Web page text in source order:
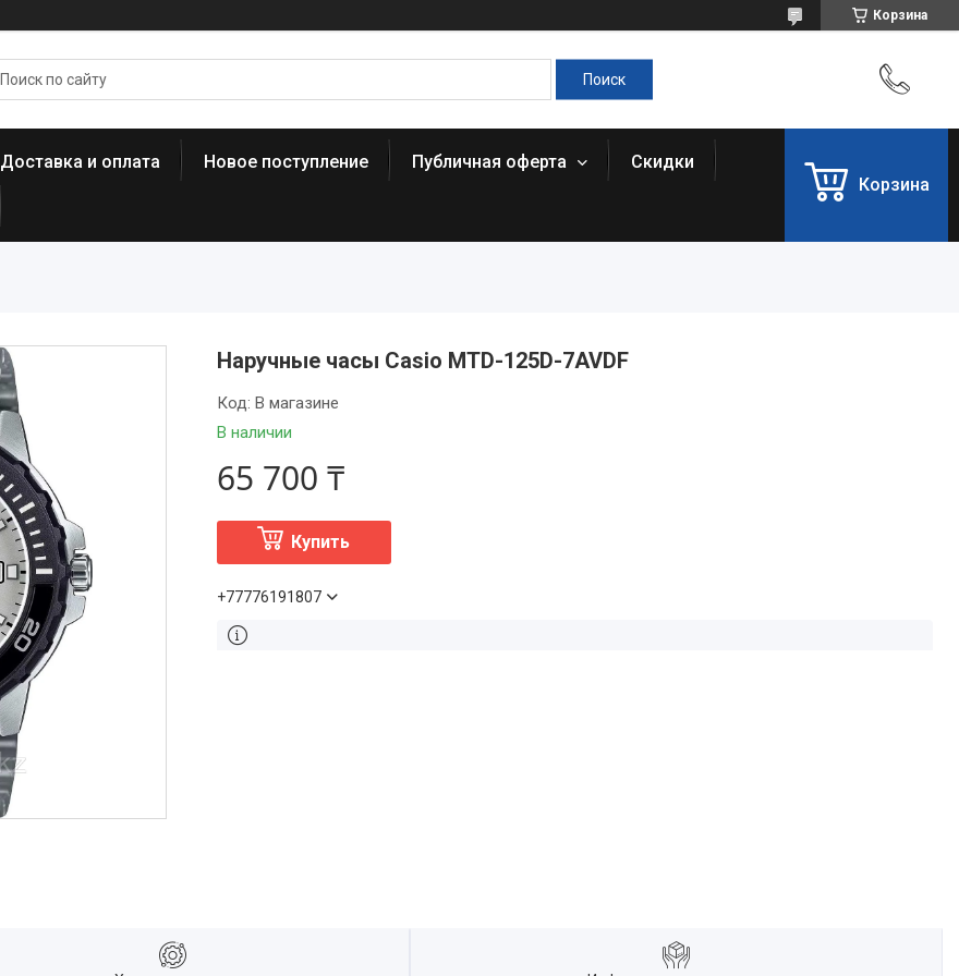
Корзина
Доставка и оплата Новое поступление Публичная оферта Скидки
Корзина
Наручные часы Casio MTD-125D-7AVDF
В наличии
Код: В магазине
65 700 ₸
Купить
+77776191807